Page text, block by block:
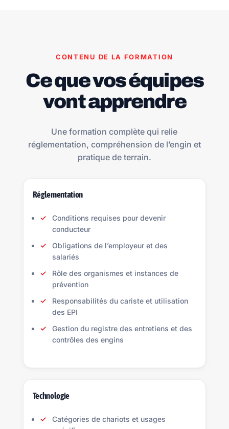
CONTENU DE LA FORMATION
Ce que vos équipes
vont apprendre
Une formation complète qui relie
réglementation, compréhension de l’engin et
pratique de terrain.
Réglementation
Conditions requises pour devenir
conducteur
Obligations de l’employeur et des
salariés
Rôle des organismes et instances de
prévention
Responsabilités du cariste et utilisation
des EPI
Gestion du registre des entretiens et des
contrôles des engins
Technologie
Catégories de chariots et usages